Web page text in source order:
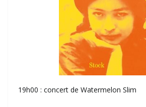
19h00 : concert de Watermelon Slim